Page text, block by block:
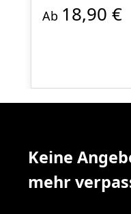
Ab 18,90 €
Keine
mehr